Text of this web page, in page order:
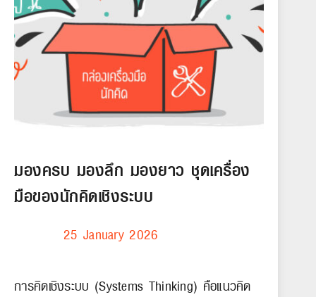
มองครบ มองลึก มองยาว ชุดเครื่อง
มือของนักคิดเชิงระบบ
25 January 2026
การคิดเชิงระบบ (Systems Thinking) คือแนวคิด